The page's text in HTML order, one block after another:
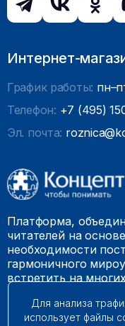
Интернет-
График работы:
Телефон: +7 (495)
Эл. почта:
Платформа,
читателей на
необходимости
гармоничного
встретить на
© 2009 – 2026. Все
Для анализа
использует файлы